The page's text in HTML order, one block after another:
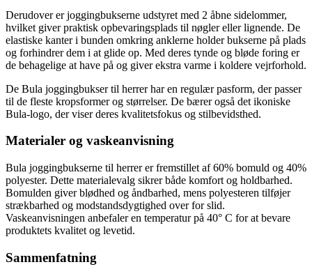
Derudover er joggingbukserne udstyret med 2 åbne sidelommer,
hvilket giver praktisk opbevaringsplads til nøgler eller lignende. De
elastiske kanter i bunden omkring anklerne holder bukserne på plads
og forhindrer dem i at glide op. Med deres tynde og bløde foring er
de behagelige at have på og giver ekstra varme i koldere vejrforhold.
De Bula joggingbukser til herrer har en regulær pasform, der passer
til de fleste kropsformer og størrelser. De bærer også det ikoniske
Bula-logo, der viser deres kvalitetsfokus og stilbevidsthed.
Materialer og vaskeanvisning
Bula joggingbukserne til herrer er fremstillet af 60% bomuld og 40%
polyester. Dette materialevalg sikrer både komfort og holdbarhed.
Bomulden giver blødhed og åndbarhed, mens polyesteren tilføjer
strækbarhed og modstandsdygtighed over for slid.
Vaskeanvisningen anbefaler en temperatur på 40° C for at bevare
produktets kvalitet og levetid.
Sammenfatning